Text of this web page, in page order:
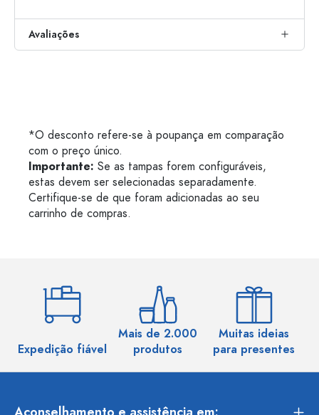
Avaliações
*O desconto refere-se à poupança em comparação
com o preço único.
Importante: Se as tampas forem configuráveis,
estas devem ser selecionadas separadamente.
Certifique-se de que foram adicionadas ao seu
carrinho de compras.
Expedição fiável
Mais de 2.000
produtos
Muitas ideias
para presentes
Aconselhamento e assistência em: